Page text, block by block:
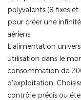
polyvalents (8 fixes
pour créer une
aériens.
L'alimentation
utilisation dans le
consommation de
d'exploitation.
contrôle précis ou